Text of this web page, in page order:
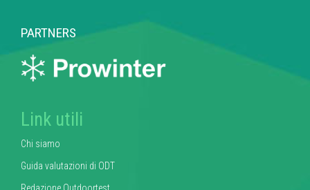
PARTNERS
Link utili
Chi siamo
Guida valutazioni di ODT